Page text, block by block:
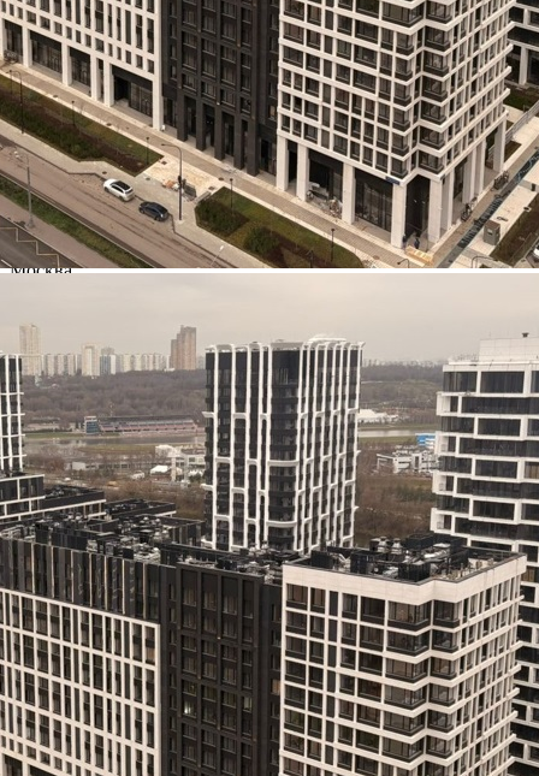
Характеристики
О помещении
Где находится
Контакты
Другие объявления
Характеристики помещения
№ объявления
125564
Дата размещения
06.08.2026
Город
Москва
Расположено
Жилой дом
Этаж
1
Предлагается
Аренда
Желаемый / подходящий вид деятельности
Не указано
Назначение
Не указано
Размер площади (м2)
66.1
Цена за помещение
395 000 руб.
Цена за 1 кв. м
5 976 руб.
О помещении